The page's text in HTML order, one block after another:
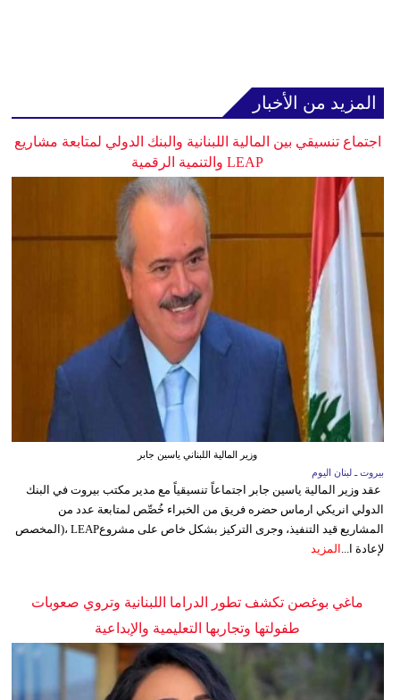
المزيد من الأخبار
اجتماع تنسيقي بين المالية اللبنانية والبنك الدولي لمتابعة مشاريع
LEAP والتنمية الرقمية
وزير المالية اللبناني ياسين جابر
بيروت ـ لبنان اليوم
عقد وزير المالية ياسين جابر اجتماعاً تنسيقياً مع مدير مكتب بيروت في البنك
الدولي انريكي ارماس حضره فريق من الخبراء خُصِّص لمتابعة عدد من
المشاريع قيد التنفيذ، وجرى التركيز بشكل خاص على مشروعLEAP ،(المخصص
لإعادة ا... المزيد
ماغي بوغصن تكشف تطور الدراما اللبنانية وتروي صعوبات
طفولتها وتجاربها التعليمية والإبداعية